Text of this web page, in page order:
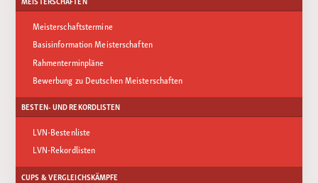
Meisterschaftstermine
Basisinformation Meisterschaften
Rahmenterminpläne
Bewerbung zu Deutschen Meisterschaften
BESTEN- UND REKORDLISTEN
LVN-Bestenliste
LVN-Rekordlisten
CUPS & VERGLEICHSKÄMPFE